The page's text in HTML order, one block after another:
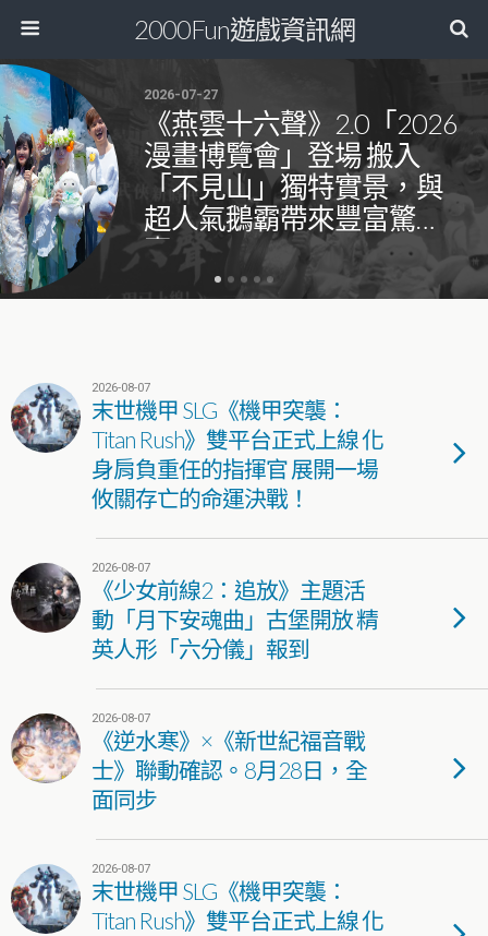
2000Fun遊戲資訊網
2026-07-27
《燕雲十六聲》2.0「2026
漫畫博覽會」登場 搬入
「不見山」獨特實景，與
超人氣鵝霸帶來豐富驚
喜！
2026-08-07
末世機甲 SLG《機甲突襲：
Titan Rush》雙平台正式上線 化
身肩負重任的指揮官 展開一場
攸關存亡的命運決戰！
2026-08-07
《少女前線2：追放》主題活
動「月下安魂曲」古堡開放 精
英人形「六分儀」報到
2026-08-07
《逆水寒》×《新世紀福音戰
士》聯動確認。8月28日，全
面同步
2026-08-07
末世機甲 SLG《機甲突襲：
Titan Rush》雙平台正式上線 化